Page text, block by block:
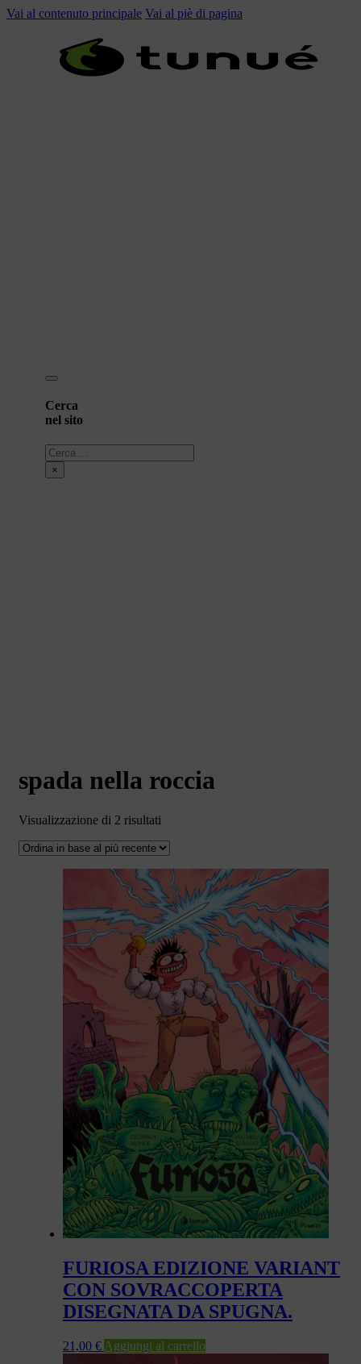
Vai al contenuto principale Vai al piè di pagina
Cerca
nel sito
Cerca
×
spada nella roccia
Visualizzazione di 2 risultati
base
più
recente
FURIOSA EDIZIONE VARIANT
CON SOVRACCOPERTA
DISEGNATA DA SPUGNA.
21,00 € Aggiungi al carrello